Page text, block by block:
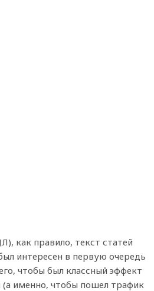
как правило, текст статей
интересен в первую очередь
чтобы был классный эффект
именно, чтобы пошел трафик